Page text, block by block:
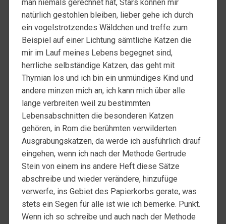
man niemals gerechnet hat, Stars können mir
natürlich gestohlen bleiben, lieber gehe ich durch
ein vogelstrotzendes Wäldchen und treffe zum
Beispiel auf einer Lichtung sämtliche Katzen die
mir im Lauf meines Lebens begegnet sind,
herrliche selbständige Katzen, das geht mit
Thymian los und ich bin ein unmündiges Kind und
andere minzen mich an, ich kann mich über alle
lange verbreiten weil zu bestimmten
Lebensabschnitten die besonderen Katzen
gehören, in Rom die berühmten verwilderten
Ausgrabungskatzen, da werde ich ausführlich drauf
eingehen, wenn ich nach der Methode Gertrude
Stein von einem ins andere Heft diese Sätze
abschreibe und wieder verändere, hinzufüge
verwerfe, ins Gebiet des Papierkorbs gerate, was
stets ein Segen für alle ist wie ich bemerke. Punkt.
Wenn ich so schreibe und auch nach der Methode